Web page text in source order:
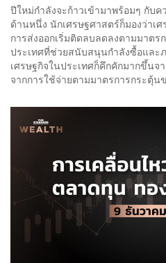
ปีใหม่กำลังจะก้าวเข้ามาพร้อมๆ กับ
ด้านหนึ่ง​ นักเศรษฐศาสตร์​ก็มองว่าเ
การส่งออกเริ่มติดลบลดลง​ตามมาตร
ประเทศที่ช่วยสนับสนุนกำลังซื้อและ
เศรษฐกิจในประเทศ​ก็คึกคักมากขึ้นจ
จากการใช้จ่ายตามมาตรการกระตุ้น